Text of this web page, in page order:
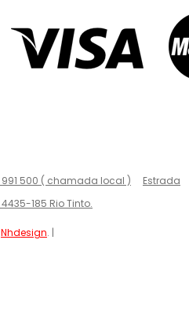
991 500 ( chamada local )
Estrada
185 Rio Tinto.
Nhdesign. |